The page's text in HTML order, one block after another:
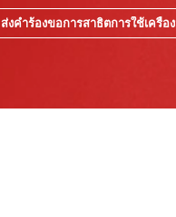
ส่งคำร้องขอการสาธิตการใช้เครื่อ